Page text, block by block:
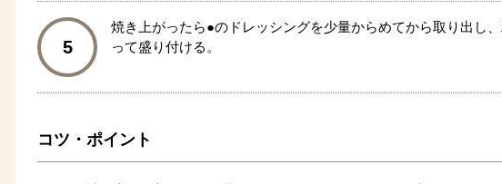
5
焼き上がったら●のドレッシングを少量からめてから取り出し
って盛り付ける。
コツ・ポイント